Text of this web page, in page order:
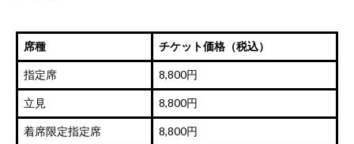
席種 チケット価格（税込）
指定席 8,800円
立見 8,800円
着席限定指定席 8,800円